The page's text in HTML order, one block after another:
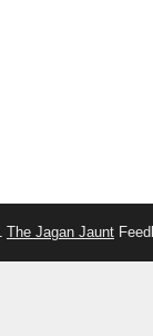
The Jagan Jaunt